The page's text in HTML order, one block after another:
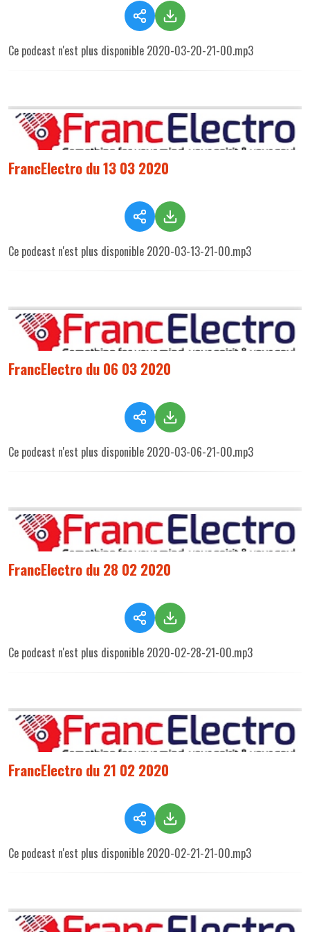
Ce podcast n'est plus disponible 2020-03-20-21-00.mp3
FrancElectro du 13 03 2020
Ce podcast n'est plus disponible 2020-03-13-21-00.mp3
FrancElectro du 06 03 2020
Ce podcast n'est plus disponible 2020-03-06-21-00.mp3
FrancElectro du 28 02 2020
Ce podcast n'est plus disponible 2020-02-28-21-00.mp3
FrancElectro du 21 02 2020
Ce podcast n'est plus disponible 2020-02-21-21-00.mp3